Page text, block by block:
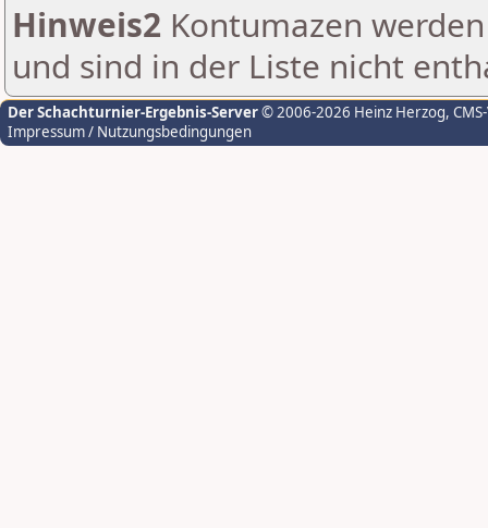
Hinweis2 Kontumazen
und sind in der Liste nicht
Der Schachturnier-Ergebnis-Server© 2006-2026 Heinz Herzog,
Impressum / Nutzungsbedingungen